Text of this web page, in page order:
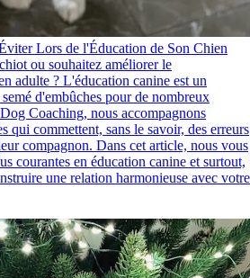
Lors de l'Éducation de Son Chien
ou souhaitez améliorer le
adulte ? L'éducation canine est un
d'embûches pour de nombreux
Coaching, nous accompagnons
qui commettent, sans le savoir, des erreurs
compagnon. Dans cet article, nous vous
courantes en éducation canine et surtout,
une relation harmonieuse avec votre